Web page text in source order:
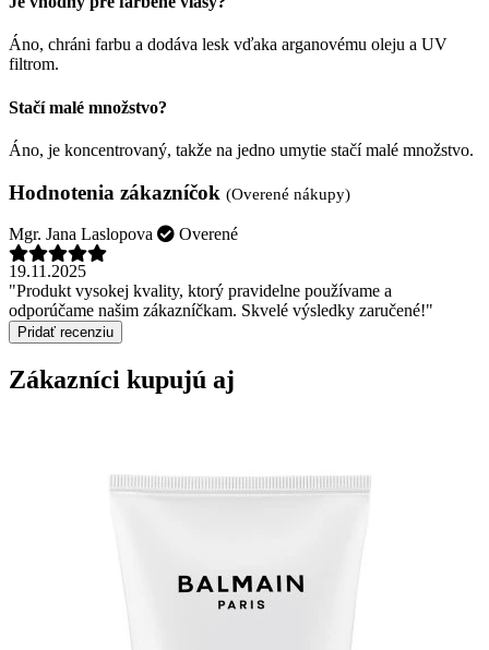
Áno, chráni farbu a dodáva lesk vďaka arganovému oleju a UV
filtrom.
Stačí malé množstvo?
Áno, je koncentrovaný, takže na jedno umytie stačí malé množstvo.
Hodnotenia zákazníčok (Overené nákupy)
Mgr. Jana Laslopova
Overené
19.11.2025
"Produkt vysokej kvality, ktorý pravidelne používame a
odporúčame našim zákazníčkam. Skvelé výsledky zaručené!"
Pridať recenziu
Zákazníci kupujú aj